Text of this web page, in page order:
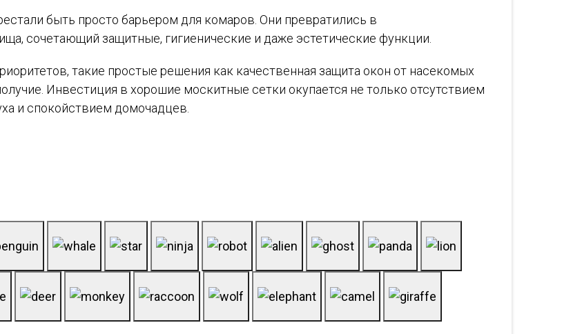
быть просто барьером для комаров. Они превратились в
сочетающий защитные, гигиенические и даже эстетические функции.
такие простые решения как качественная защита окон от насекомых
Инвестиция в хорошие москитные сетки окупается не только отсутствием
и спокойствием домочадцев.